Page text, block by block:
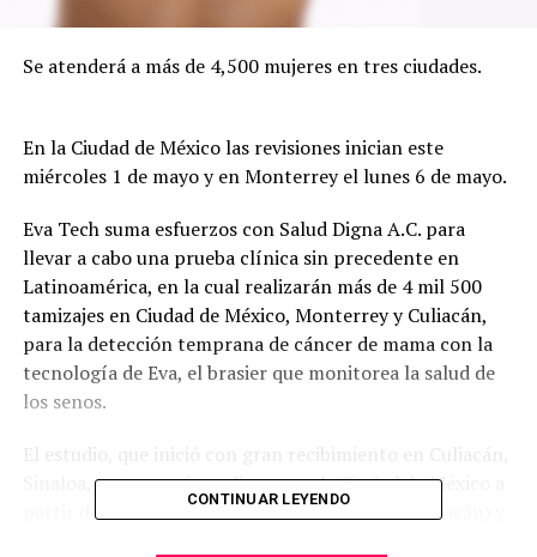
Se atenderá a más de 4,500 mujeres en tres ciudades.
En la Ciudad de México las revisiones inician este
miércoles 1 de mayo y en Monterrey el lunes 6 de mayo.
Eva Tech suma esfuerzos con Salud Digna A.C. para
llevar a cabo una prueba clínica sin precedente en
Latinoamérica, en la cual realizarán más de 4 mil 500
tamizajes en Ciudad de México, Monterrey y Culiacán,
para la detección temprana de cáncer de mama con la
tecnología de Eva, el brasier que monitorea la salud de
los senos.
El estudio, que inició con gran recibimiento en Culiacán,
Sinaloa, comenzará a aplicarse en la Ciudad de México a
partir del miércoles 1 de mayo (sucursal de Coyoacán) y
CONTINUAR LEYENDO